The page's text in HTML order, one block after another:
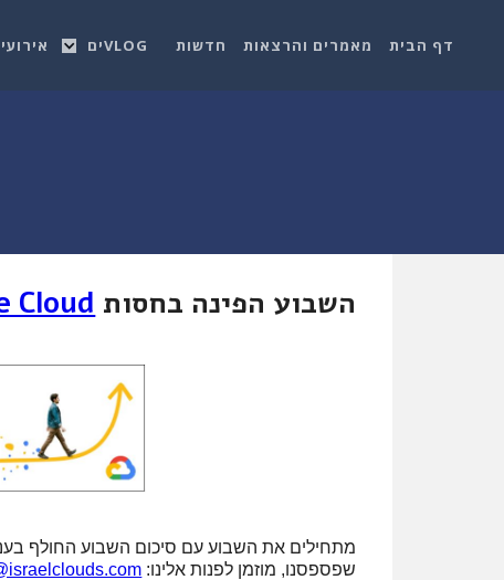
דף הבית מאמרים והרצאות חדשות VLOGים
השבוע הפינה בחסות Cloud
מתחילים את השבוע עם סיכום השבוע החולף
שפספסנו, מוזמן לפנות אלינו: